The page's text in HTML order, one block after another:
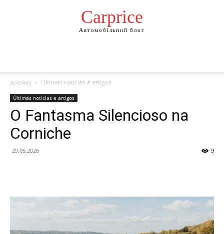
Сarprice
Автомобільний блог
додому Últimas notícias e artigos
Últimas notícias e artigos
O Fantasma Silencioso na
Corniche
29.05.2026 9